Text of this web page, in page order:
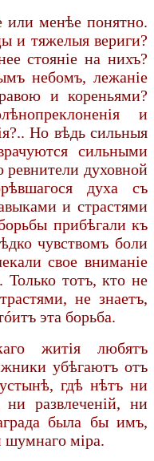
или менѣе понятно.
и тяжелыя вериги?
стояніе на нихъ?
небомъ, лежаніе
и кореньями?
и
Но вѣдь сильныя
сильными
духовной
духа съ
и страстями
прибѣгали къ
чувствомъ боли
свое вниманіе
Только тотъ, кто не
не знаетъ,
эта борьба.
житія любятъ
убѣгаютъ отъ
гдѣ нѣтъ ни
развлеченій, ни
была бы имъ,
шумнаго міра.